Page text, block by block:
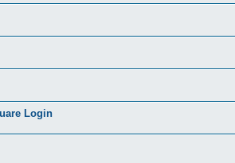
Login